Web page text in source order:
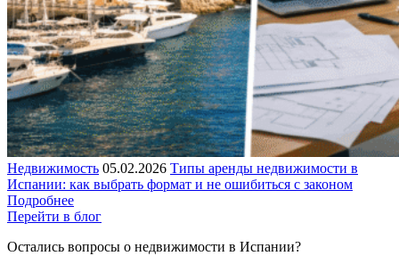
Недвижимость 05.02.2026 Типы аренды недвижимости в
Испании: как выбрать формат и не ошибиться с законом
Подробнее
Перейти в блог
Остались вопросы о недвижимости в Испании?